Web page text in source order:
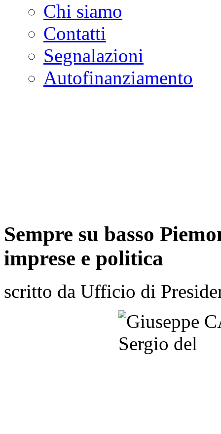
Chi siamo
Contatti
Segnalazioni
Autofinanziamento
Sempre su basso
imprese e politica
scritto da Ufficio di